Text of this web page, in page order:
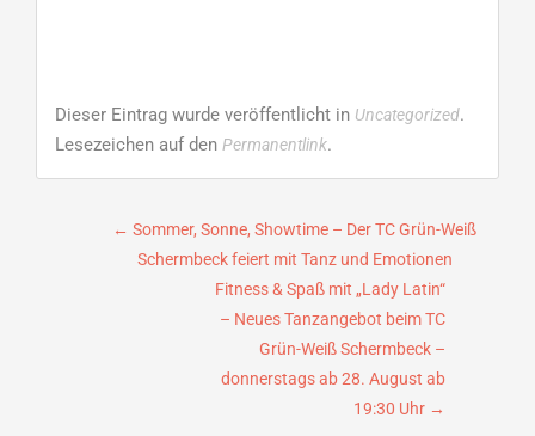
Dieser Eintrag wurde veröffentlicht in Uncategorized.
Lesezeichen auf den Permanentlink.
Beitragsnavigation
← Sommer, Sonne, Showtime – Der TC Grün-Weiß
Schermbeck feiert mit Tanz und Emotionen
Fitness & Spaß mit „Lady Latin“
– Neues Tanzangebot beim TC
Grün-Weiß Schermbeck –
donnerstags ab 28. August ab
19:30 Uhr →